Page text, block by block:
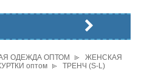
ОДЕЖДА ОПТОМ
ЖЕНСКАЯ
оптом
ТРЕНЧ (S-L)